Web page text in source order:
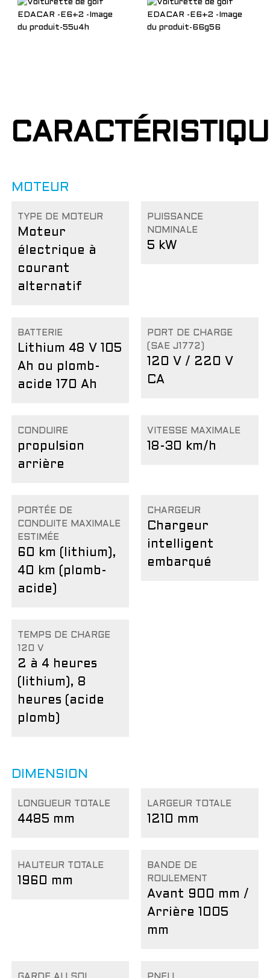
MOTEUR
TYPE DE MOTEUR
Moteur
électrique à
courant
alternatif
PUISSANCE
NOMINALE
5 kW
BATTERIE
Lithium 48 V 105
Ah ou plomb-
acide 170 Ah
PORT DE CHARGE
(SAE J1772)
120 V / 220 V
CA
CONDUIRE
propulsion
arrière
VITESSE MAXIMALE
18-30 km/h
PORTÉE DE
CONDUITE MAXIMALE
ESTIMÉE
60 km (lithium),
40 km (plomb-
acide)
CHARGEUR
Chargeur
intelligent
embarqué
TEMPS DE CHARGE
120 V
2 à 4 heures
(lithium), 8
heures (acide
plomb)
DIMENSION
LONGUEUR TOTALE
4485 mm
LARGEUR TOTALE
1210 mm
HAUTEUR TOTALE
1960 mm
BANDE DE
ROULEMENT
Avant 900 mm /
Arrière 1005
mm